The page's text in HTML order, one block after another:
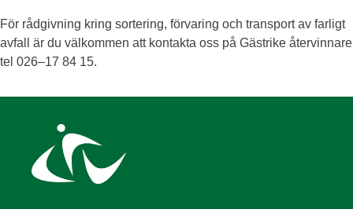
För rådgivning kring sortering, förvaring och transport av farligt
avfall är du välkommen att kontakta oss på Gästrike
tel 026–17 84 15.